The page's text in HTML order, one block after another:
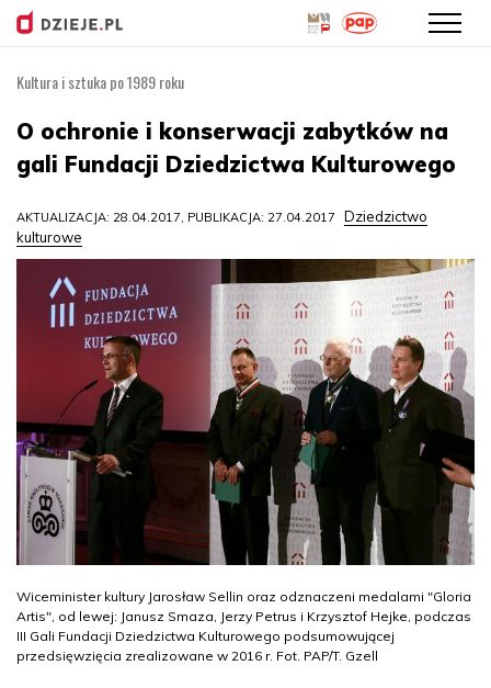
treści
Kultura i sztuka po 1989 roku
O ochronie i konserwacji zabytków na
gali Fundacji Dziedzictwa Kulturowego
AKTUALIZACJA: 28.04.2017, PUBLIKACJA: 27.04.2017
Dziedzictwo
kulturowe
Wiceminister kultury Jarosław Sellin oraz odznaczeni medalami "Gloria
Artis", od lewej: Janusz Smaza, Jerzy Petrus i Krzysztof Hejke, podczas
III Gali Fundacji Dziedzictwa Kulturowego podsumowującej
przedsięwzięcia zrealizowane w 2016 r. Fot. PAP/T. Gzell